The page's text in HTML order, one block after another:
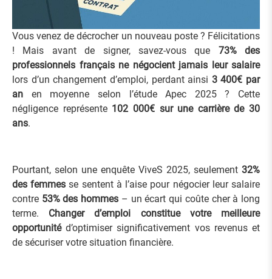
Vous venez de décrocher un nouveau poste ? Félicitations
! Mais avant de signer, savez-vous que 73% des
professionnels français ne négocient jamais leur salaire
lors d’un changement d’emploi, perdant ainsi 3 400€ par
an en moyenne selon l’étude Apec 2025 ? Cette
négligence représente 102 000€ sur une carrière de 30
ans.
Pourtant, selon une enquête ViveS 2025, seulement 32%
des femmes se sentent à l’aise pour négocier leur salaire
contre 53% des hommes – un écart qui coûte cher à long
terme. Changer d’emploi constitue votre meilleure
opportunitéd’optimiser significativement vos revenus et
de sécuriser votre situation financière.